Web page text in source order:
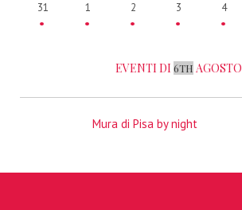
31 1 2 3 4
EVENTI DI 6TH AGOSTO
Mura di Pisa by night